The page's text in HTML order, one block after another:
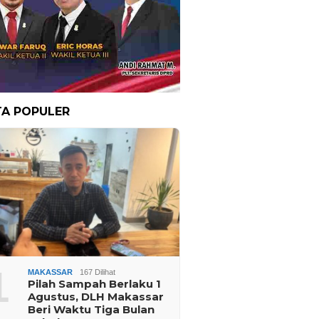
POPULER
MAKASSAR 167 Dilihat
Pilah Sampah Berlaku 1
Agustus, DLH Makassar
Beri Waktu Tiga Bulan